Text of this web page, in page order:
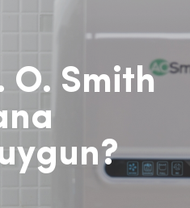
O. Smith